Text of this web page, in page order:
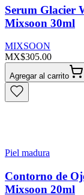
Serum Glacier
Mixsoon 30ml
MIXSOON
MX$305.00
Agregar al carrito
Piel madura
Contorno de
Mixsoon 20ml